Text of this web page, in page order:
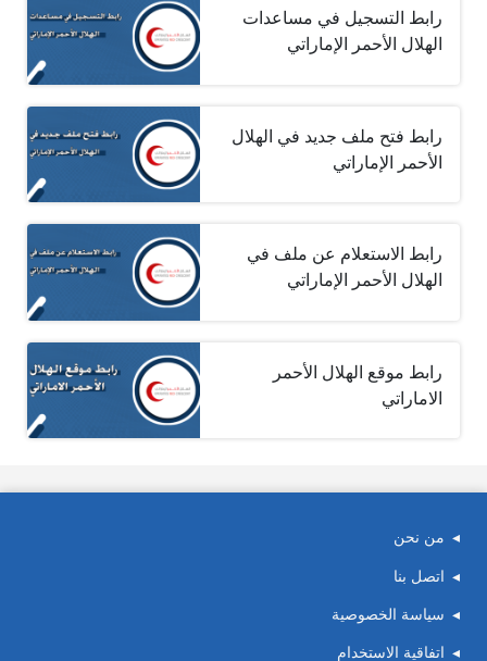
رابط التسجيل في مساعدات
الهلال الأحمر الإماراتي
رابط فتح ملف جديد في الهلال
الأحمر الإماراتي
رابط الاستعلام عن ملف في
الهلال الأحمر الإماراتي
رابط موقع الهلال الأحمر
الاماراتي
من نحن
اتصل بنا
سياسة الخصوصية
اتفاقية الاستخدام